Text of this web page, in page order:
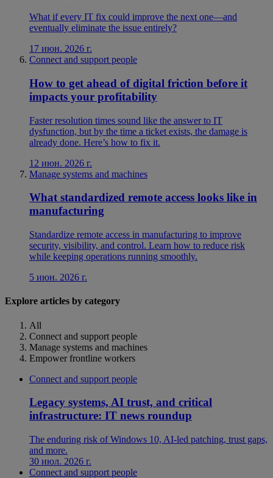
What if every IT fix could improve the next one—and
eventually eliminate the issue entirely?
17 июн. 2026 г.
Connect and support people
How to get ahead of digital friction before it
impacts your profitability
Faster resolution times sound like the answer to IT
dysfunction, but by the time a ticket exists, the damage is
already done. Here’s how to fix it.
12 июн. 2026 г.
Manage systems and machines
What standardized remote access looks like in
manufacturing
Standardize remote access in manufacturing to improve
security, visibility, and control. Learn how to reduce risk
while keeping operations running smoothly.
5 июн. 2026 г.
Explore articles by category
All
Connect and support people
Manage systems and machines
Empower frontline workers
Connect and support people
Legacy systems, AI trust, and critical
infrastructure: IT news roundup
The enduring risk of Windows 10, AI-led patching, trust gaps,
and more.
30 июл. 2026 г.
Connect and support people